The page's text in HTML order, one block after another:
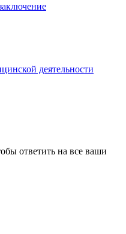
деятельности
ответить на все ваши